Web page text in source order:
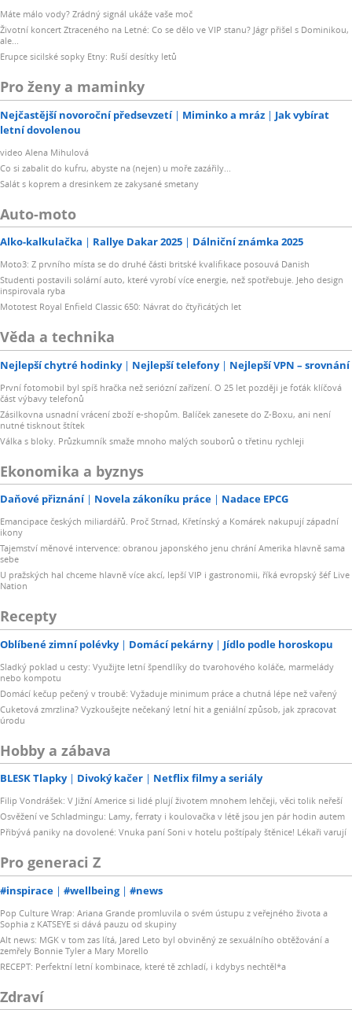
Máte málo vody? Zrádný signál ukáže vaše moč
Životní koncert Ztraceného na Letné: Co se dělo ve VIP stanu? Jágr přišel s Dominikou,
ale...
Erupce sicilské sopky Etny: Ruší desítky letů
Pro ženy a maminky
Nejčastější novoroční předsevzetí Miminko a mráz
Jak vybírat
letní dovolenou
video Alena Mihulová
Co si zabalit do kufru, abyste na (nejen) u moře zazářily...
Salát s koprem a dresinkem ze zakysané smetany
Auto-moto
Alko-kalkulačka Rallye Dakar 2025 Dálniční známka 2025
Moto3: Z prvního místa se do druhé části britské kvalifikace posouvá Danish
Studenti postavili solární auto, které vyrobí více energie, než spotřebuje. Jeho design
inspirovala ryba
Mototest Royal Enfield Classic 650: Návrat do čtyřicátých let
Věda a technika
Nejlepší chytré hodinky Nejlepší telefony Nejlepší VPN – srovnání
První fotomobil byl spíš hračka než seriózní zařízení. O 25 let později je foťák klíčová
část výbavy telefonů
Zásilkovna usnadní vrácení zboží e-shopům. Balíček zanesete do Z-Boxu, ani není
nutné tisknout štítek
Válka s bloky. Průzkumník smaže mnoho malých souborů o třetinu rychleji
Ekonomika a byznys
Daňové přiznání Novela zákoníku práce Nadace EPCG
Emancipace českých miliardářů. Proč Strnad, Křetínský a Komárek nakupují západní
ikony
Tajemství měnové intervence: obranou japonského jenu chrání Amerika hlavně sama
sebe
U pražských hal chceme hlavně více akcí, lepší VIP i gastronomii, říká evropský šéf Live
Nation
Recepty
Oblíbené zimní polévky Domácí pekárny Jídlo podle horoskopu
Sladký poklad u cesty: Využijte letní špendlíky do tvarohového koláče, marmelády
nebo kompotu
Domácí kečup pečený v troubě: Vyžaduje minimum práce a chutná lépe než vařený
Cuketová zmrzlina? Vyzkoušejte nečekaný letní hit a geniální způsob, jak zpracovat
úrodu
Hobby a zábava
BLESK Tlapky Divoký kačer Netflix filmy a seriály
Filip Vondrášek: V Jižní Americe si lidé plují životem mnohem lehčeji, věci tolik neřeší
Osvěžení ve Schladmingu: Lamy, ferraty i koulovačka v létě jsou jen pár hodin autem
Přibývá paniky na dovolené: Vnuka paní Soni v hotelu poštípaly štěnice! Lékaři varují
Pro generaci Z
#inspirace #wellbeing #news
Pop Culture Wrap: Ariana Grande promluvila o svém ústupu z veřejného života a
Sophia z KATSEYE si dává pauzu od skupiny
Alt news: MGK v tom zas lítá, Jared Leto byl obviněný ze sexuálního obtěžování a
zemřely Bonnie Tyler a Mary Morello
RECEPT: Perfektní letní kombinace, které tě zchladí, i kdybys nechtěl*a
Zdraví